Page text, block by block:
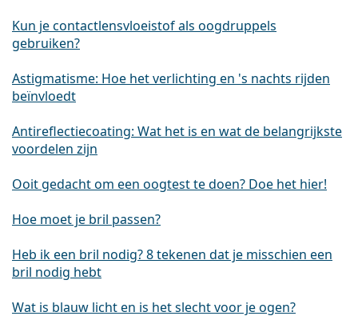
Kun je contactlensvloeistof als oogdruppels
gebruiken?
Astigmatisme: Hoe het verlichting en 's nachts rijden
beïnvloedt
Antireflectiecoating: Wat het is en wat de belangrijkste
voordelen zijn
Ooit gedacht om een oogtest te doen? Doe het hier!
Hoe moet je bril passen?
Heb ik een bril nodig? 8 tekenen dat je misschien een
bril nodig hebt
Wat is blauw licht en is het slecht voor je ogen?